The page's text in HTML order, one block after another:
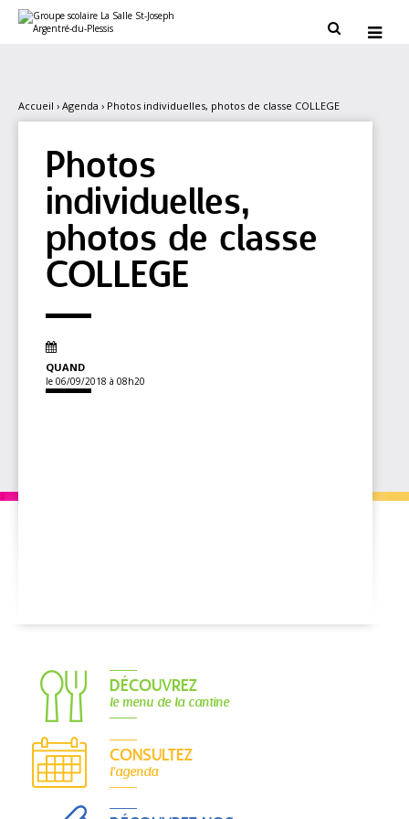
contenu.
personnels
 
Accueil › Agenda › Photos individuelles, photos de classe COLLEGE
Photos
individuelles,
photos de classe
COLLEGE
QUAND
le 06/09/2018 à 08h20
DÉCOUVREZ
le menu de la cantine
CONSULTEZ
l'agenda